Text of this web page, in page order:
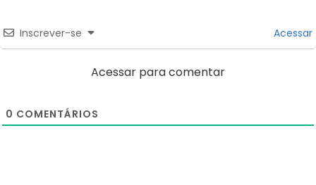
Inscrever-se Acessar
Acessar para comentar
0 COMENTÁRIOS